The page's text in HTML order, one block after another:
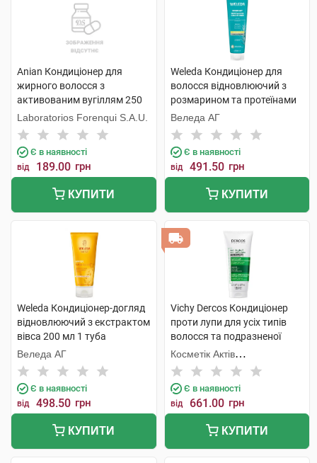
Anian Кондиціонер для
жирного волосся з
активованим вугіллям 250
мл 1 флакон
Laboratorios Forenqui S.A.U.
Є в наявності
від 189.00 грн
КУПИТИ
Weleda Кондиціонер для
волосся відновлюючий з
розмарином та протеїнами
150 мл 1 туба
Веледа АГ
Є в наявності
від 491.50 грн
КУПИТИ
Weleda Кондиціонер-догляд
відновлюючий з екстрактом
вівса 200 мл 1 туба
Веледа АГ
Є в наявності
від 498.50 грн
КУПИТИ
Vichy Dercos Кондиціонер
проти лупи для усіх типів
волосся та подразненої
шкіри 200 мл 1 флакон
Косметік Актів
Інтернаціональ
Є в наявності
від 661.00 грн
КУПИТИ